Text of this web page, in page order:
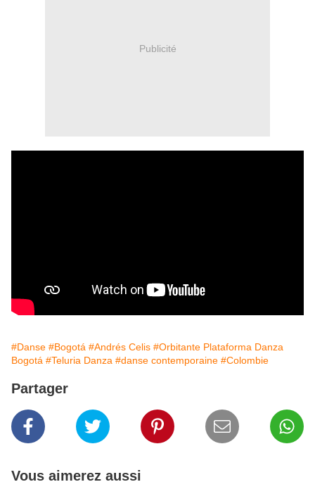
Publicité
#Danse #Bogotá #Andrés Celis #Orbitante Plataforma Danza
Bogotá #Teluria Danza #danse contemporaine #Colombie
Partager
Vous aimerez aussi